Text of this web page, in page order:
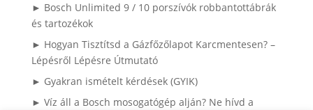
► Bosch Unlimited 9 / 10 porszívók robbantottábrák
és tartozékok
► Hogyan Tisztítsd a Gázfőzőlapot Karcmentesen? –
Lépésről Lépésre Útmutató
► Gyakran ismételt kérdések (GYIK)
► Víz áll a Bosch mosogatógép alján? Ne hívd a